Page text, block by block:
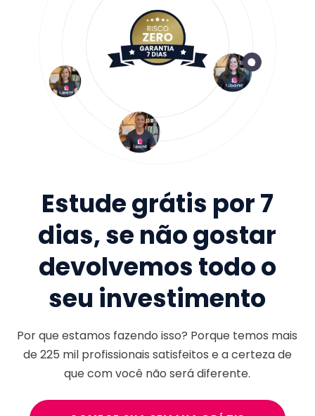
Estude grátis por 7
dias, se não gostar
devolvemos todo o
seu investimento
Por que estamos fazendo isso? Porque temos mais
de225 milprofissionais satisfeitos e a certeza de
que com você não será diferente.